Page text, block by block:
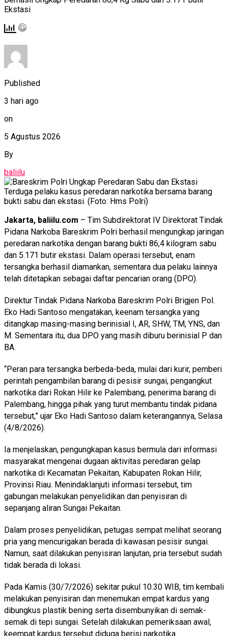
Ekstasi
Published
3 hari ago
on
5 Agustus 2026
By
baliilu
Terduga pelaku kasus peredaran narkotika bersama barang
bukti sabu dan ekstasi. (Foto: Hms Polri)
Jakarta, baliilu.com – Tim Subdirektorat IV Direktorat Tindak
Pidana Narkoba Bareskrim Polri berhasil mengungkap jaringan
peredaran narkotika dengan barang bukti 86,4 kilogram sabu
dan 5.171 butir ekstasi. Dalam operasi tersebut, enam
tersangka berhasil diamankan, sementara dua pelaku lainnya
telah ditetapkan sebagai daftar pencarian orang (DPO).
Direktur Tindak Pidana Narkoba Bareskrim Polri Brigjen Pol.
Eko Hadi Santoso mengatakan, keenam tersangka yang
ditangkap masing-masing berinisial I, AR, SHW, TM, YNS, dan
M. Sementara itu, dua DPO yang masih diburu berinisial P dan
BA.
“Peran para tersangka berbeda-beda, mulai dari kurir, pemberi
perintah pengambilan barang di pesisir sungai, pengangkut
narkotika dari Rokan Hilir ke Palembang, penerima barang di
Palembang, hingga pihak yang turut membantu tindak pidana
tersebut,” ujar Eko Hadi Santoso dalam keterangannya, Selasa
(4/8/2026).
Ia menjelaskan, pengungkapan kasus bermula dari informasi
masyarakat mengenai dugaan aktivitas peredaran gelap
narkotika di Kecamatan Pekaitan, Kabupaten Rokan Hilir,
Provinsi Riau. Menindaklanjuti informasi tersebut, tim
gabungan melakukan penyelidikan dan penyisiran di
sepanjang aliran Sungai Pekaitan.
Dalam proses penyelidikan, petugas sempat melihat seorang
pria yang mencurigakan berada di kawasan pesisir sungai.
Namun, saat dilakukan penyisiran lanjutan, pria tersebut sudah
tidak berada di lokasi.
Pada Kamis (30/7/2026) sekitar pukul 10.30 WIB, tim kembali
melakukan penyisiran dan menemukan empat kardus yang
dibungkus plastik bening serta disembunyikan di semak-
semak di tepi sungai. Setelah dilakukan pemeriksaan awal,
keempat kardus tersebut diduga berisi narkotika.